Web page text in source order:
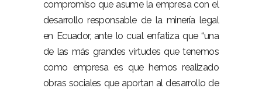
compromiso que asume la empresa con el
desarrollo responsable de la minería legal
en Ecuador, ante lo cual enfatiza que “una
de las más grandes virtudes que tenemos
como empresa es que hemos realizado
obras sociales que aportan al desarrollo de